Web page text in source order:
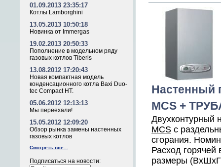
01.09.2013 23:35:17
Котлы Lamborghini
13.05.2013 10:50:18
Новинка от Immergas
19.02.2013 20:50:33
Пополнение в модельном ряду
газовых котлов Tiberis
13.08.2012 17:20:43
Новая компактная модель
конденсационного котла Baxi Duo-
tec Compact HT.
05.06.2012 12:13:13
Мы переехали!
15.05.2012 12:09:20
Обзор рынка замены настенных
газовых котлов
Смотреть все...
Подписаться на новости:
Настенный
MCS +
Двухконтурный
MCS с
сгорания.
Расход
размеры